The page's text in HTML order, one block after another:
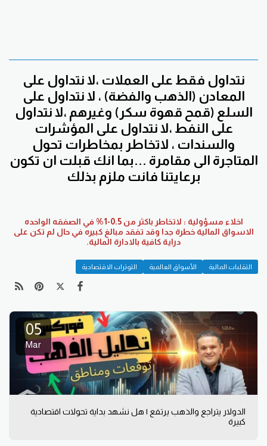
نتداول فقط على العملات ،لا نتداول على
المعادن (الذهب والفضة) ، لا نتداول على
السلع (قمح قهوة سكر) وغيرهم ،لا نتداول
على النفط ،لا نتداول على المؤشرات
والسندات ، لاتخاطر بمخاطرات تحول
المتاجرة الى مقامرة ...بما انك قبلت ان تكون
برعايتنا فانت ملزم بذلك
اخلاء مسؤولية : لاتخاطر باكثر من 0.5-1% في الصفقه الواحده
الاسواق المالية خطرة جدا وقد تفقد مبالغ كبيره في حال لم تكن على
دراية كافية بالادارة المالية.
التقلبات المالية الأسواق العالمية التوترات الاقتصادية
05
Mar
الدولار يتراجع والذهب يرتفع | هل نشهد بداية تحولات اقتصادية
كبيرة